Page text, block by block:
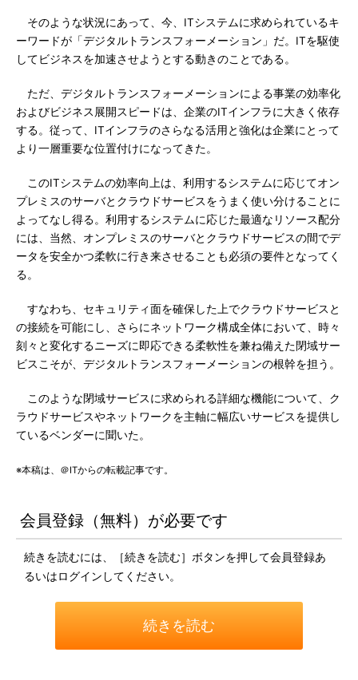
そのような状況にあって、今、ITシステムに求められているキ
ーワードが「デジタルトランスフォーメーション」だ。ITを駆使
してビジネスを加速させようとする動きのことである。
ただ、デジタルトランスフォーメーションによる事業の効率化
およびビジネス展開スピードは、企業のITインフラに大きく依存
する。従って、ITインフラのさらなる活用と強化は企業にとって
より一層重要な位置付けになってきた。
このITシステムの効率向上は、利用するシステムに応じてオン
プレミスのサーバとクラウドサービスをうまく使い分けることに
よってなし得る。利用するシステムに応じた最適なリソース配分
には、当然、オンプレミスのサーバとクラウドサービスの間でデ
ータを安全かつ柔軟に行き来させることも必須の要件となってく
る。
すなわち、セキュリティ面を確保した上でクラウドサービスと
の接続を可能にし、さらにネットワーク構成全体において、時々
刻々と変化するニーズに即応できる柔軟性を兼ね備えた閉域サー
ビスこそが、デジタルトランスフォーメーションの根幹を担う。
このような閉域サービスに求められる詳細な機能について、ク
ラウドサービスやネットワークを主軸に幅広いサービスを提供し
ているベンダーに聞いた。
※本稿は、＠ITからの転載記事です。
会員登録（無料）が必要です
続きを読むには、［続きを読む］ボタンを押して会員登録あ
るいはログインしてください。
続きを読む